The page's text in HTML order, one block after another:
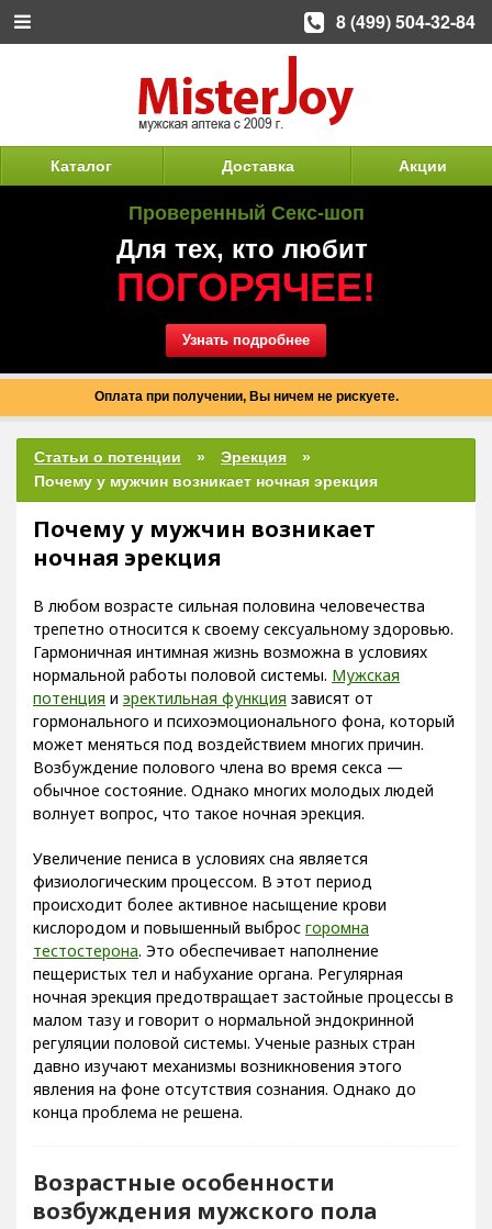
Каталог Доставка Акции
Проверенный Секс-шоп
Для тех, кто любит
ПОГОРЯЧЕЕ!
Узнать подробнее
Оплата при получении, Вы ничем не рискуете.
Статьи о потенции
Эрекция
Почему у мужчин возникает ночная эрекция
Почему у мужчин возникает
ночная эрекция
В любом возрасте сильная половина человечества
трепетно относится к своему сексуальному здоровью.
Гармоничная интимная жизнь возможна в условиях
нормальной работы половой системы. Мужская
потенция и эректильная функция зависят от
гормонального и психоэмоционального фона, который
может меняться под воздействием многих причин.
Возбуждение полового члена во время секса —
обычное состояние. Однако многих молодых людей
волнует вопрос, что такое ночная эрекция.
Увеличение пениса в условиях сна является
физиологическим процессом. В этот период
происходит более активное насыщение крови
кислородом и повышенный выброс горомна
тестостерона. Это обеспечивает наполнение
пещеристых тел и набухание органа. Регулярная
ночная эрекция предотвращает застойные процессы в
малом тазу и говорит о нормальной эндокринной
регуляции половой системы. Ученые разных стран
давно изучают механизмы возникновения этого
явления на фоне отсутствия сознания. Однако до
конца проблема не решена.
Возрастные особенности
возбуждения мужского пола
8 (499) 504-32-84